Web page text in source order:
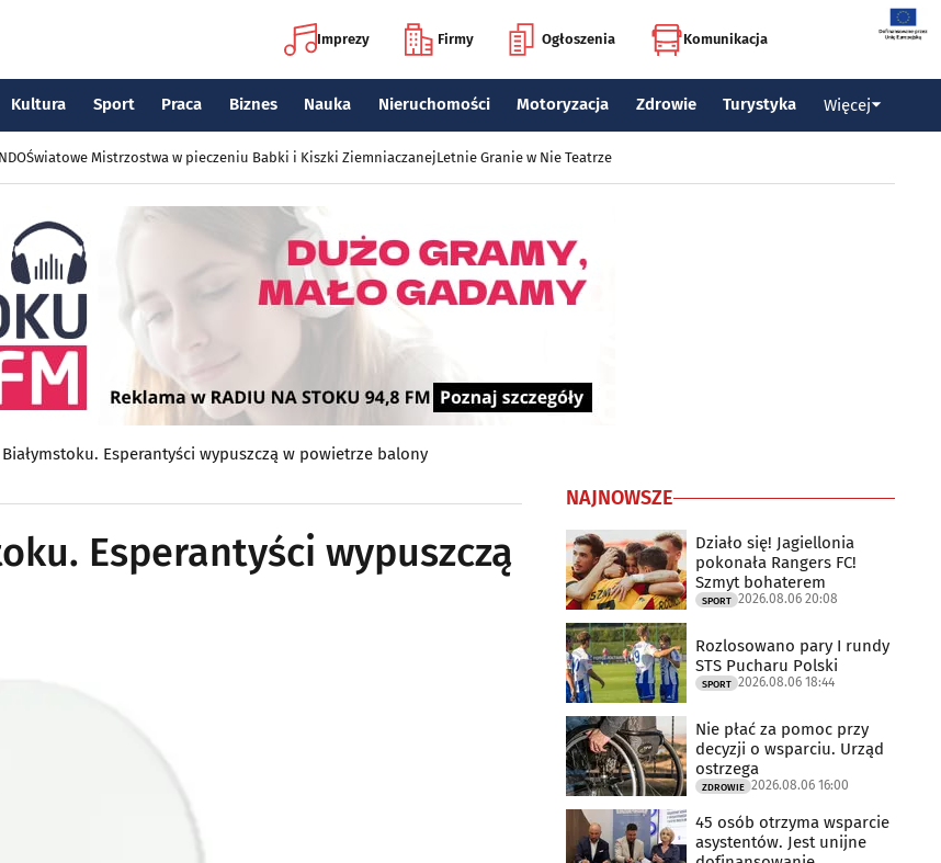
Imprezy Firmy Ogłoszenia Komunikacja
Kultura Sport Praca Biznes Nauka Nieruchomości Motoryzacja Zdrowie Turystyka Więcej
Światowe Mistrzostwa w pieczeniu Babki i Kiszki ZiemniaczanejLetnie Granie w Nie Teatrze
Esperantyści wypuszczą w powietrze balony
Esperantyści wypuszczą
NAJNOWSZE
Działo się! Jagiellonia
pokonała Rangers FC!
Szmyt bohaterem
SPORT 2026.08.06 20:08
Rozlosowano pary I rundy
STS Pucharu Polski
SPORT 2026.08.06 18:44
Nie płać za pomoc przy
decyzji o wsparciu. Urząd
ostrzega
ZDROWIE 2026.08.06 16:00
45 osób otrzyma wsparcie
asystentów. Jest unijne